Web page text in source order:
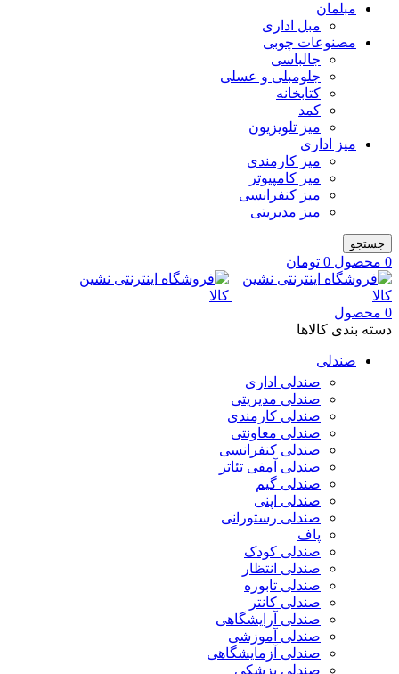
مبلمان
مبل اداری
مصنوعات چوبی
جالباسی
جلومبلی و عسلی
کتابخانه
کمد
میز تلویزیون
میز اداری
میز کارمندی
میز کامپیوتر
میز کنفرانسی
میز مدیریتی
جستجو
0 محصول 0 تومان
0 محصول
دسته بندی کالاها
صندلی
صندلی اداری
صندلی مدیریتی
صندلی کارمندی
صندلی معاونتی
صندلی کنفرانسی
صندلی آمفی تئاتر
صندلی گیم
صندلی اپنی
صندلی رستورانی
پاف
صندلی کودک
صندلی انتظار
صندلی تابوره
صندلی کانتر
صندلی آرایشگاهی
صندلی آموزشی
صندلی آزمایشگاهی
صندلی پزشکی